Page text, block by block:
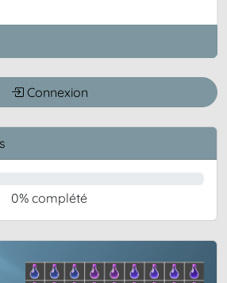
Connexion
0% complété